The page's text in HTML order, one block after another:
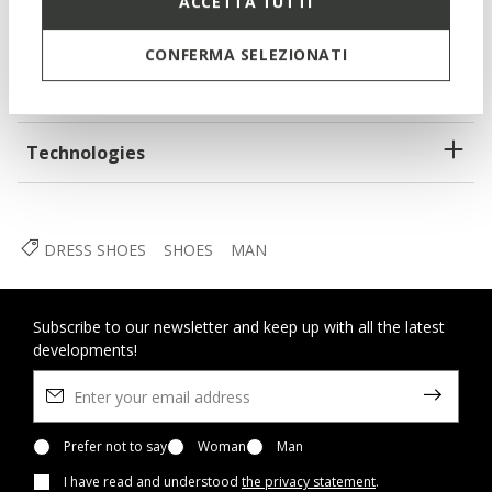
CONFERMA SELEZIONATI
Lace fastening; Removable insole
Technologies
DRESS SHOES SHOES MAN
Subscribe to our newsletter and keep up with all the latest
developments!
Prefer not to say Woman
Man
I have read and understood the privacy statement.